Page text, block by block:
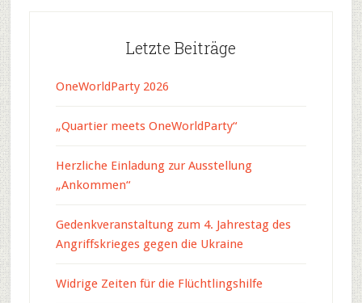
Letzte Beiträge
OneWorldParty 2026
„Quartier meets OneWorldParty“
Herzliche Einladung zur Ausstellung
„Ankommen“
Gedenkveranstaltung zum 4. Jahrestag des
Angriffskrieges gegen die Ukraine
Widrige Zeiten für die Flüchtlingshilfe